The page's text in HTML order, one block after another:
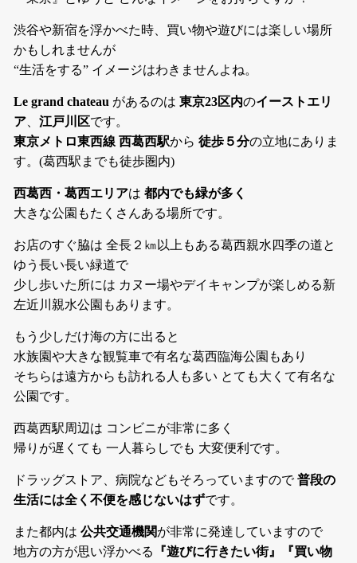
渋谷や新宿を浮かべた時、買い物や遊びには楽しい場所
かもしれませんが
“生活をする” イメージはわきませんよね。
Le grand chateau があるのは東京23区内のイーストエリ
ア 、江戸川区です。
東京メトロ東西線 西葛西駅から徒歩５分の立地にありま
す。(葛西駅までも徒歩圏内)
西葛西・葛西エリアは都内でも緑が多く
大きな公園もたくさんある場所です。
お店のすぐ脇は 全長２㎞以上もある葛西親水四季の道と
ゆう長い長い緑道で
少し歩いた所には カヌー場やデイキャンプが楽しめる新
左近川親水公園もあります。
もう少しだけ海の方に出ると
水族園や大きな観覧車で有名な葛西臨海公園もあり
そちらは遠方からも訪れる人も多い とても大くて有名な
公園です。
西葛西駅周辺は コンビニが非常に多く
帰りが遅くても 一人暮らしでも 大変便利です。
ドラッグストア、病院などもそろっていますので普段の
生活には全く不便を感じないはずです。
また都内は公共交通機関が非常に発達していますので
地方の方が思い浮かべる
『遊びに行きたい街』『買い物